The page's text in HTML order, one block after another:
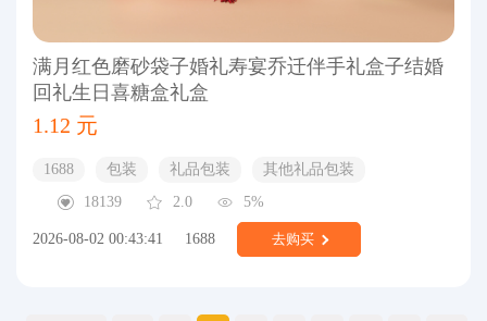
满月红色磨砂袋子婚礼寿宴乔迁伴手礼盒子结婚
回礼生日喜糖盒礼盒
1.12 元
1688 包装 礼品包装
其他礼品包装
18139
2.0 5%
2026-08-02 00:43:41 1688 去购买